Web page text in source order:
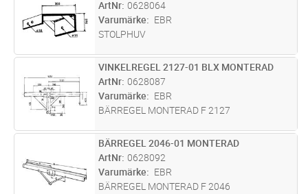
ArtNr 0628064
Varumärke
EBR
STOLPHUV
ST Lägg i kundvagn
VINKELREGEL 2127-01 BLX MONTERAD
ArtNr 0628087
Varumärke
EBR
BÄRREGEL MONTERAD F 2127
ST Lägg i kundvagn
BÄRREGEL 2046-01 MONTERAD
ArtNr 0628092
Varumärke
EBR
BÄRREGEL MONTERAD F 2046